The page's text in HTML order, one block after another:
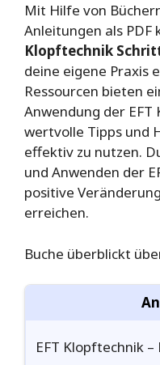
Mit Hilfe von
Anleitungen als PDF
Klopftechnik
deine eigene Praxis
Ressourcen bieten
Anwendung der
wertvolle Tipps und
effektiv zu nutzen.
und Anwenden der
positive
erreichen.
Buche überblickt
EFT Klopftechnik –